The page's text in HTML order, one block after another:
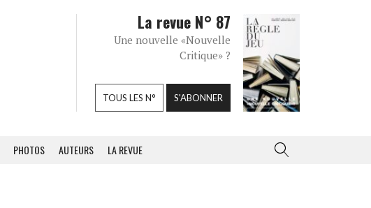
La revue N° 87
Une nouvelle «Nouvelle
Critique» ?
TOUS LES N° S'ABONNER
PHOTOS AUTEURS LA REVUE